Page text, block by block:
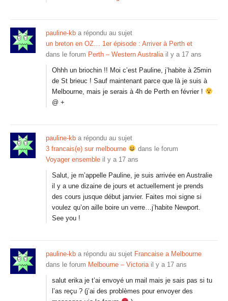
pauline-kb a répondu au sujet
un breton en OZ… 1er épisode : Arriver à Perth et
dans le forum Perth – Western Australia il y a 17 ans
Ohhh un briochin !! Moi c’est Pauline, j’habite à 25min
de St brieuc ! Sauf maintenant parce que là je suis à
Melbourne, mais je serais à 4h de Perth en février !
@ +
pauline-kb a répondu au sujet
3 francais(e) sur melbourne
dans le forum
Voyager ensemble il y a 17 ans
Salut, je m’appelle Pauline, je suis arrivée en Australie
il y a une dizaine de jours et actuellement je prends
des cours jusque début janvier. Faites moi signe si
voulez qu’on aille boire un verre…j’habite Newport.
See you !
pauline-kb a répondu au sujet Francaise a Melbourne
dans le forum Melbourne – Victoria il y a 17 ans
salut erika je t’ai envoyé un mail mais je sais pas si tu
l’as reçu ? (j’ai des problèmes pour envoyer des